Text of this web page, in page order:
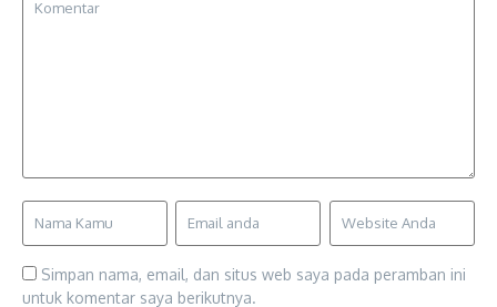
Simpan nama, email, dan situs web saya pada peramban ini
untuk komentar saya berikutnya.